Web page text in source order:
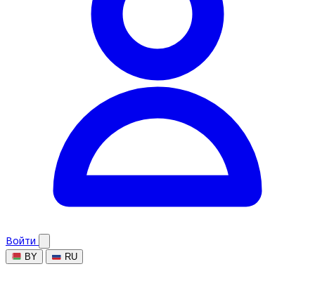
Войти
BY RU